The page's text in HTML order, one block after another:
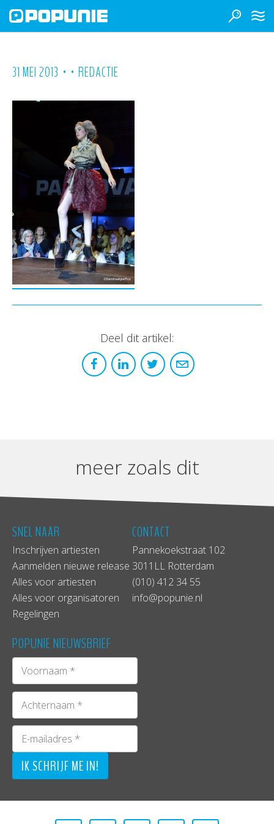
31 MEI 2013 • • REDACTIE
Deel dit artikel:
meer zoals dit
SNEL NAAR
Inschrijven artiesten
Aanmelden nieuwe release
Alles voor artiesten
Alles voor organisatoren
Regelingen
CONTACT
Pannekoekstraat 102
3011LL Rotterdam
(010) 412 34 55
info@popunie.nl
POPUNIE NIEUWSBRIEF